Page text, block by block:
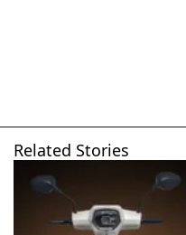
ખુલી રહ્યું છે https://
Related Stories